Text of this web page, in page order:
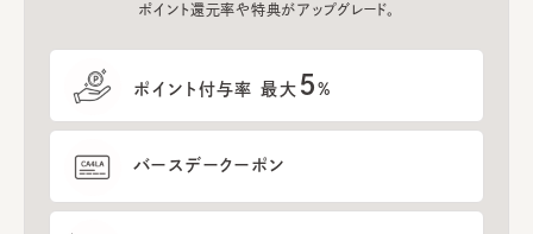
ポイント還元率や特典がアップグレード。
ポイント付与率 最大 5%
バースデークーポン